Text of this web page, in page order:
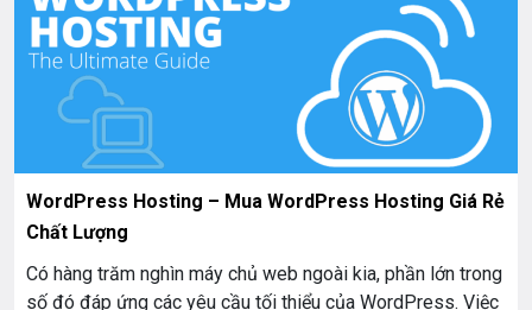
WordPress Hosting – Mua WordPress Hosting Giá Rẻ
Chất Lượng
Có hàng trăm nghìn máy chủ web ngoài kia, phần lớn trong
số đó đáp ứng các yêu cầu tối thiểu của WordPress. Việc